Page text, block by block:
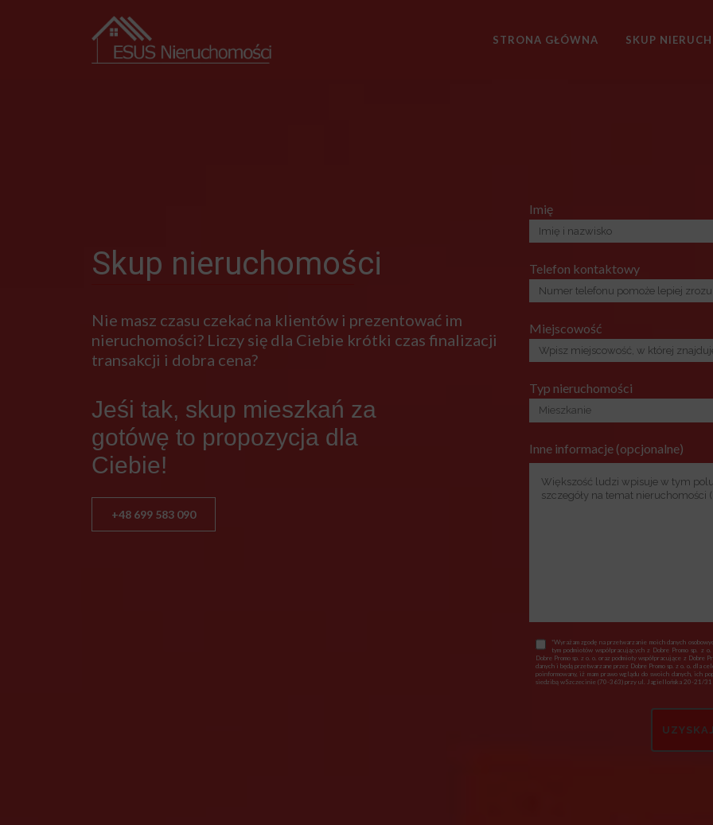
STRONA GŁÓWNA SKUP
Skup nieruchomości
Nie masz czasu czekać na klientów i prezentować im
nieruchomości? Liczy się dla Ciebie krótki czas finalizacji
transakcji i dobra cena?
Jeśi tak, skup mieszkań za
gotówę to propozycja dla
Ciebie!
+48 699 583 090
Imię
Telefon kontaktowy
Miejscowość
Typ nieruchomości
Inne informacje (opcjonalne)
*Wyrażam zgodę na przetwarzanie moich danych
tym podmiotów współpracujących z Dobre Promo sp. z
Dobre Promo sp. z o. o. oraz podmioty współpracujące z Dobre
danych i będą przetwarzane przez Dobre Promo sp. z o. o. dla
poinformowany, iż mam prawo wglądu do swoich danych, ich
siedzibą wSzczecinie (70-363) przy ul. Jagiellońska 20-21/